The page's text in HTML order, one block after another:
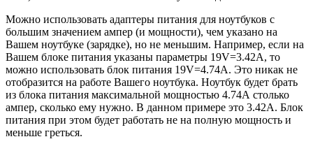
Можно использовать адаптеры питания для ноутбуков с
большим значением ампер (и мощности), чем указано на
Вашем ноутбуке (зарядке), но не меньшим. Например, если на
Вашем блоке питания указаны параметры 19V=3.42A, то
можно использовать блок питания 19V=4.74A. Это никак не
отобразится на работе Вашего ноутбука. Ноутбук будет брать
из блока питания максимальной мощностью 4.74А столько
ампер, сколько ему нужно. В данном примере это 3.42А. Блок
питания при этом будет работать не на полную мощность и
меньше греться.